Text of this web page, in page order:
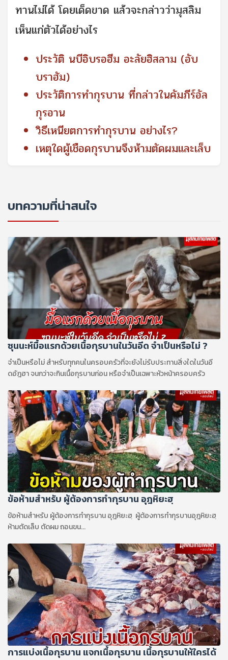
ทานไม่ได้ โดยเด็ดขาด แล้วจะกล่าวว่ามุสลิม
เห็นแก่ตัวได้อย่างไร
ประวัติ นบีอิบรอฮีม อะลัยฮิสลาม (อับ
บราฮัม)
ประวัติการทำกุรบาน ที่กล่าวในคัมภีร์อัล
กุรอาน
วิธีเหนียตการทำกุรบาน อย่างไร?
เหตุใดผู้เชือดกุรบานจึงห้ามตัดผมและเล็บ
บทความที่น่าสนใจ
ซุนนะห์มื้อแรกด้วยเนื้อกุรบานในวันอีด จำเป็นหรือไม่ ?
จำเป็นหรือไม่ สำหรับทุกคนในครอบครัวที่จะยังไม่รับประทานสิ่งใดในวันอี
ดอัฎฮา จนกว่าจะกินเนื้อกุรบานก่อน หรือจำเป็นเฉพาะหัวหน้าครอบครัว
ข้อห้ามสำหรับ ผู้ต้องการทำกุรบาน อุฎหิยะฮฺ
ข้อห้ามสำหรับ ผู้ต้องการทำกุรบาน อุฎหิยะฮฺ ผู้ต้องการทำกุรบานอุฎหิยะฮฺ
ห้ามตัดเล็บ ตัดผม ถอนขน...
การแบ่งเนื้อกุรบาน แจกเนื้อกุรบาน เนื้อกุรบานให้ใครได้